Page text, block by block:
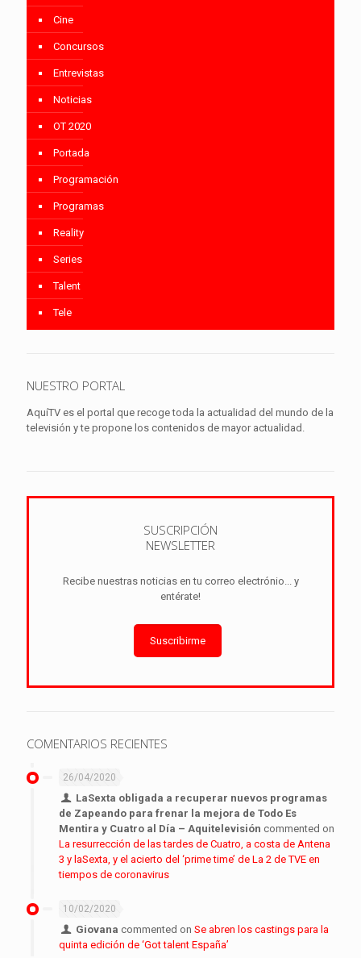
Cine
Concursos
Entrevistas
Noticias
OT 2020
Portada
Programación
Programas
Reality
Series
Talent
Tele
NUESTRO PORTAL
AquíTV es el portal que recoge toda la actualidad del mundo de la
televisión y te propone los contenidos de mayor actualidad.
SUSCRIPCIÓN
NEWSLETTER
Recibe nuestras noticias en tu correo electrónio... y
entérate!
Suscribirme
COMENTARIOS RECIENTES
26/04/2020
LaSexta obligada a recuperar nuevos programas
de Zapeando para frenar la mejora de Todo Es
Mentira y Cuatro al Día – Aquitelevisión commented on
La resurrección de las tardes de Cuatro, a costa de Antena
3 y laSexta, y el acierto del ‘prime time’ de La 2 de TVE en
tiempos de coronavirus
10/02/2020
Giovana commented onSe abren los castings para la
quinta edición de ‘Got talent España’